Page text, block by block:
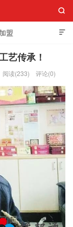

盟

艺传承！
阅读(233) 评论(0)